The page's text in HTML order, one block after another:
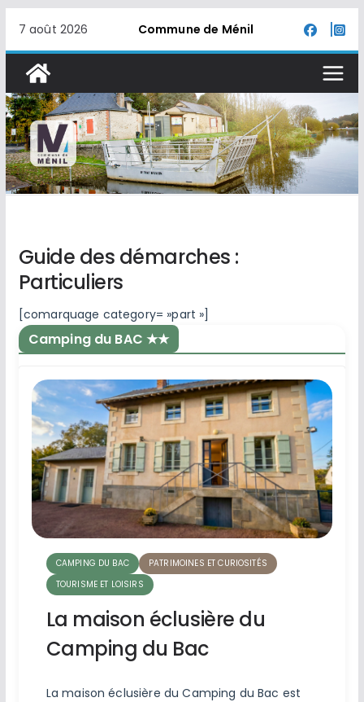
contenu
7 août 2026 Commune de Ménil
Guide des démarches :
Particuliers
[comarquage category= »part »]
Camping du BAC ★★
CAMPING DU BAC
PATRIMOINES ET CURIOSITÉS
TOURISME ET LOISIRS
La maison éclusière du
Camping du Bac
La maison éclusière du Camping du Bac est